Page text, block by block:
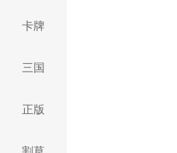
卡牌
三国
正版